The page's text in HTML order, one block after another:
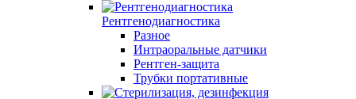
Рентгенодиагностика
Разное
Интраоральные датчики
Рентген-защита
Трубки портативные